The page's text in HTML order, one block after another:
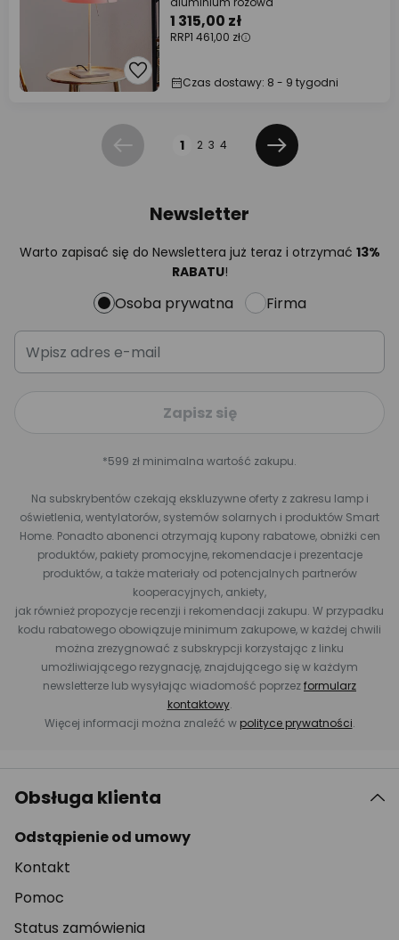
1 315,00 zł
RRP1 461,00 zł
Czas dostawy: 8 - 9 tygodni
Poprzednia 1 2 3 4
Dalej
Newsletter
Warto zapisać się do Newslettera już teraz i otrzymać 13%
RABATU!
Osoba prywatna Firma
Zapisz się
*599 zł minimalna wartość zakupu.
Na subskrybentów czekają ekskluzywne oferty z zakresu lamp i
oświetlenia, wentylatorów, systemów solarnych i produktów Smart
Home. Ponadto abonenci otrzymają kupony rabatowe, obniżki cen
produktów, pakiety promocyjne, rekomendacje i prezentacje
produktów, a także materiały od potencjalnych partnerów
kooperacyjnych, ankiety,
jak również propozycje recenzji i rekomendacji zakupu. W przypadku
kodu rabatowego obowiązuje minimum zakupowe, w każdej chwili
można zrezygnować z subskrypcji korzystając z linku
umożliwiającego rezygnację, znajdującego się w każdym
newsletterze lub wysyłając wiadomość poprzezformularz
kontaktowy.
Więcej informacji można znaleźć w polityce prywatności.
Obsługa klienta
Odstąpienie od umowy
Kontakt
Pomoc
Status zamówienia